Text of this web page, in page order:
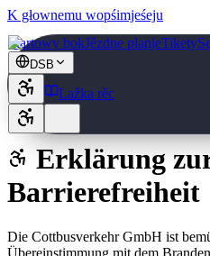
K głownemu wopśimjeśeju
Startowy bokJězdne planjeTikety
DSB
Lažka rěc
Erklärung
Barrierefreiheit
Die Cottbusverkehr GmbH ist
Übereinstimmung mit dem